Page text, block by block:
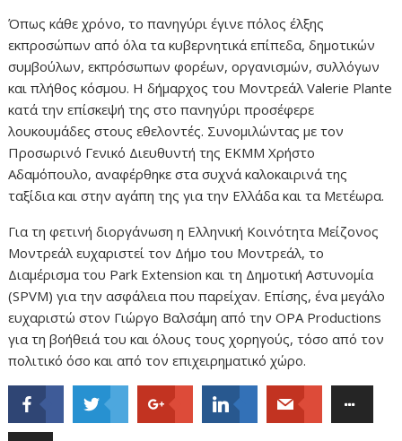
Όπως κάθε χρόνο, το πανηγύρι έγινε πόλος έλξης
εκπροσώπων από όλα τα κυβερνητικά επίπεδα, δημοτικών
συμβούλων, εκπρόσωπων φορέων, οργανισμών, συλλόγων
και πλήθος κόσμου. Η δήμαρχος του Μοντρεάλ Valerie Plante
κατά την επίσκεψή της στο πανηγύρι προσέφερε
λουκουμάδες στους εθελοντές. Συνομιλώντας με τον
Προσωρινό Γενικό Διευθυντή της ΕΚΜΜ Χρήστο
Αδαμόπουλο, αναφέρθηκε στα συχνά καλοκαιρινά της
ταξίδια και στην αγάπη της για την Ελλάδα και τα Μετέωρα.
Για τη φετινή διοργάνωση η Ελληνική Κοινότητα Μείζονος
Μοντρεάλ ευχαριστεί τον Δήμο του Μοντρεάλ, το
Διαμέρισμα του Park Extension και τη Δημοτική Αστυνομία
(SPVM) για την ασφάλεια που παρείχαν. Επίσης, ένα μεγάλο
ευχαριστώ στον Γιώργο Βαλσάμη από την ΟPA Productions
για τη βοήθειά του και όλους τους χορηγούς, τόσο από τον
πολιτικό όσο και από τον επιχειρηματικό χώρο.